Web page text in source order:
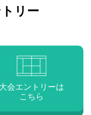
リー
大会エントリーは
こちら